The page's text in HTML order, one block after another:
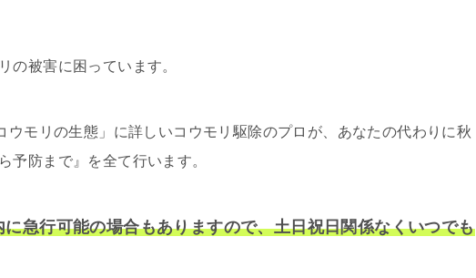
の被害に困っています。
ウモリの生態」に詳しいコウモリ駆除のプロが、あなたの代わりに秋
予防まで』を全て行います。
急行可能の場合もありますので、土日祝日関係なくいつでも